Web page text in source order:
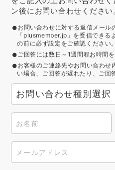
ン後にお問い合わせください
お問い合わせに対する返信メール
「plusmember.jp」を受信できる
の前に必ず設定をご確認ください。
ご回答には数日～1週間程お時間
お客様のご連絡先やお問い合わせ
い場合、ご回答が遅れたり、ご回